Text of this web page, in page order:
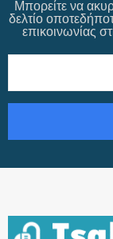
Μπορείτε να
δελτίο
επικοινωνίας